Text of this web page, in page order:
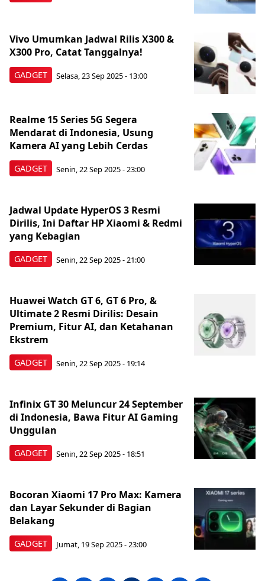
GADGET
Vivo Umumkan Jadwal Rilis X300 &
X300 Pro, Catat Tanggalnya!
Selasa, 23 Sep 2025 - 13:00
GADGET
Realme 15 Series 5G Segera
Mendarat di Indonesia, Usung
Kamera AI yang Lebih Cerdas
Senin, 22 Sep 2025 - 23:00
GADGET
Jadwal Update HyperOS 3 Resmi
Dirilis, Ini Daftar HP Xiaomi & Redmi
yang Kebagian
Senin, 22 Sep 2025 - 21:00
GADGET
Huawei Watch GT 6, GT 6 Pro, &
Ultimate 2 Resmi Dirilis: Desain
Premium, Fitur AI, dan Ketahanan
Ekstrem
Senin, 22 Sep 2025 - 19:14
GADGET
Infinix GT 30 Meluncur 24 September
di Indonesia, Bawa Fitur AI Gaming
Unggulan
Senin, 22 Sep 2025 - 18:51
GADGET
Bocoran Xiaomi 17 Pro Max: Kamera
dan Layar Sekunder di Bagian
Belakang
Jumat, 19 Sep 2025 - 23:00